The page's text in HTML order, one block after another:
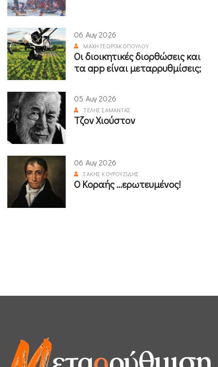
06 Αυγ 2026
ΜΆΧΗ ΓΕΩΡΓΑΚΟΠΟΎΛΟΥ
Οι διοικητικές διορθώσεις και
τα app είναι μεταρρυθμίσεις;
05 Αυγ 2026
ΤΈΛΗΣ ΣΑΜΑΝΤΆΣ
Τζον Χιούστον
06 Αυγ 2026
ΣΆΚΗΣ ΚΟΥΡΟΥΖΊΔΗΣ
Ο Κοραής ...ερωτευμένος!